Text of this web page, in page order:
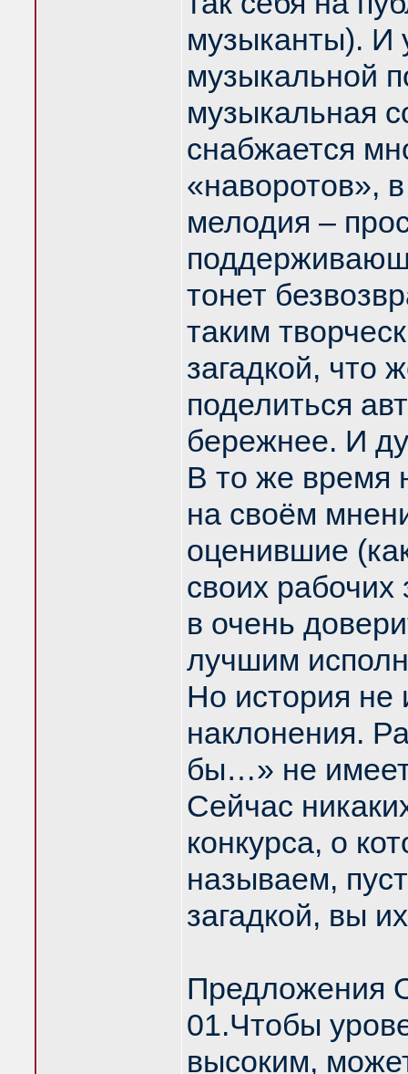
музыканты). И
музыкальной
музыкальная
снабжается
«наворотов»,
мелодия –
тонет
таким
загадкой, что
поделиться
бережнее. И
В то же время
на своём
оценившие
своих
в очень
лучшим
Но история не
наклонения.
бы…» не
Сейчас
конкурса, о
называем,
загадкой, вы
Предложения
01.Чтобы
высоким,